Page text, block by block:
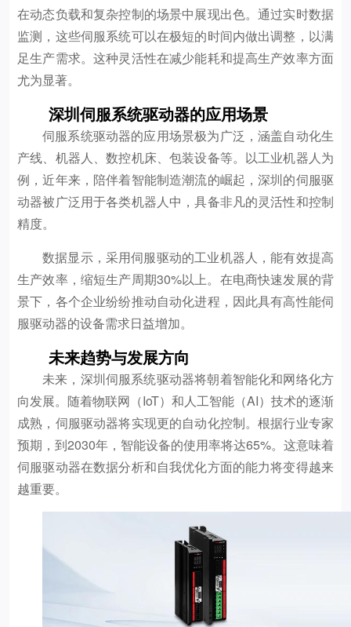
在动态负载和复杂控制的场景中展现出色。通过实时数据
监测，这些伺服系统可以在极短的时间内做出调整，以满
足生产需求。这种灵活性在减少能耗和提高生产效率方面
尤为显著。
深圳伺服系统驱动器的应用场景
伺服系统驱动器的应用场景极为广泛，涵盖自动化生
产线、机器人、数控机床、包装设备等。以工业机器人为
例，近年来，陪伴着智能制造潮流的崛起，深圳的伺服驱
动器被广泛用于各类机器人中，具备非凡的灵活性和控制
精度。
数据显示，采用伺服驱动的工业机器人，能有效提高
生产效率，缩短生产周期30%以上。在电商快速发展的背
景下，各个企业纷纷推动自动化进程，因此具有高性能伺
服驱动器的设备需求日益增加。
未来趋势与发展方向
未来，深圳伺服系统驱动器将朝着智能化和网络化方
向发展。随着物联网（IoT）和人工智能（AI）技术的逐渐
成熟，伺服驱动器将实现更的自动化控制。根据行业专家
预期，到2030年，智能设备的使用率将达65%。这意味着
伺服驱动器在数据分析和自我优化方面的能力将变得越来
越重要。